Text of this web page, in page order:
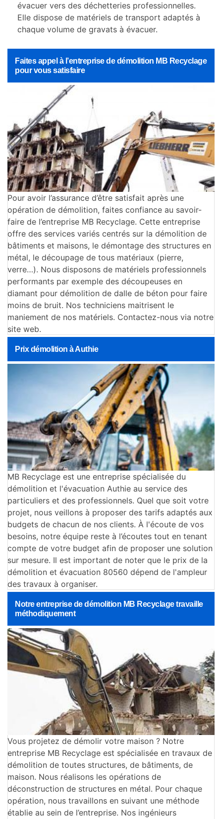
Faites appel à l’entreprise de démolition MB Recyclage
pour vous satisfaire
Pour avoir l’assurance d’être satisfait après une
opération de démolition, faites confiance au savoir-
faire de l’entreprise MB Recyclage. Cette entreprise
offre des services variés centrés sur la démolition de
bâtiments et maisons, le démontage des structures en
métal, le découpage de tous matériaux (pierre,
verre…). Nous disposons de matériels professionnels
performants par exemple des découpeuses en
diamant pour démolition de dalle de béton pour faire
moins de bruit. Nos techniciens maitrisent le
maniement de nos matériels. Contactez-nous via notre
site web.
Prix démolition à Authie
MB Recyclage est une entreprise spécialisée du
démolition et l'évacuation Authie au service des
particuliers et des professionnels. Quel que soit votre
projet, nous veillons à proposer des tarifs adaptés aux
budgets de chacun de nos clients. À l'écoute de vos
besoins, notre équipe reste à l’écoutes tout en tenant
compte de votre budget afin de proposer une solution
sur mesure. Il est important de noter que le prix de la
démolition et évacuation 80560 dépend de l'ampleur
des travaux à organiser.
Notre entreprise de démolition MB Recyclage travaille
méthodiquement
Vous projetez de démolir votre maison ? Notre
entreprise MB Recyclage est spécialisée en travaux de
démolition de toutes structures, de bâtiments, de
maison. Nous réalisons les opérations de
déconstruction de structures en métal. Pour chaque
opération, nous travaillons en suivant une méthode
établie au sein de l’entreprise. Nos ingénieurs
évacuer vers des déchetteries professionnelles.
Elle dispose de matériels de transport adaptés à
chaque volume de gravats à évacuer.